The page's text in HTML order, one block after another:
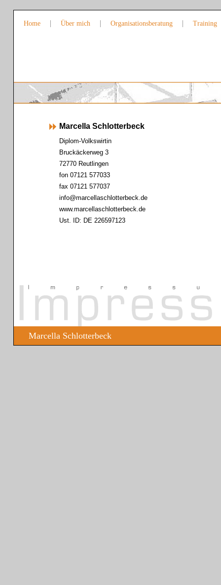
Home Über mich Organisationsberatung Training
Marcella Schlotterbeck
Diplom-Volkswirtin
Bruckäckerweg 3
72770 Reutlingen
fon 07121 577033
fax 07121 577037
info@marcellaschlotterbeck.de
www.marcellaschlotterbeck.de
Ust. ID: DE 226597123
Marcella Schlotterbeck